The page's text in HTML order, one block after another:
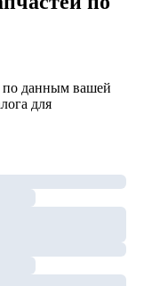
по данным вашей
для